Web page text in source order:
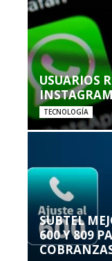
USUARIOS
TECNOLOGÍA
SUBTEL
600 Y 809